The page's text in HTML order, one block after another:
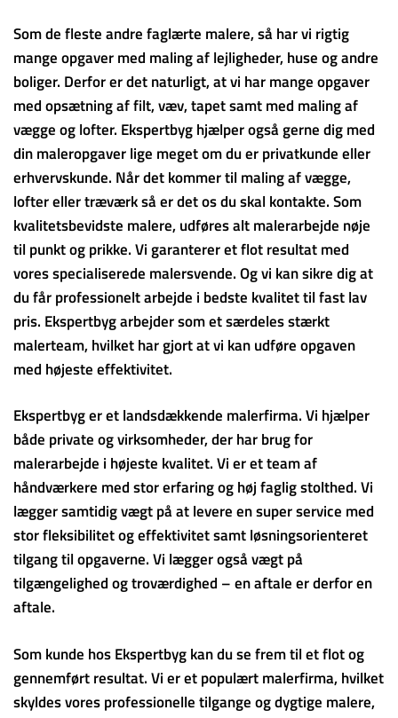
Som de fleste andre faglærte malere, så har vi rigtig
mange opgaver med maling af lejligheder, huse og andre
boliger. Derfor er det naturligt, at vi har mange opgaver
med opsætning af filt, væv, tapet samt med maling af
vægge og lofter. Ekspertbyg hjælper også gerne dig med
din maleropgaver lige meget om du er privatkunde eller
erhvervskunde. Når det kommer til maling af vægge,
lofter eller træværk så er det os du skal kontakte. Som
kvalitetsbevidste malere, udføres alt malerarbejde nøje
til punkt og prikke. Vi garanterer et flot resultat med
vores specialiserede malersvende. Og vi kan sikre dig at
du får professionelt arbejde i bedste kvalitet til fast lav
pris. Ekspertbyg arbejder som et særdeles stærkt
malerteam, hvilket har gjort at vi kan udføre opgaven
med højeste effektivitet.
Ekspertbyg er et landsdækkende malerfirma. Vi hjælper
både private og virksomheder, der har brug for
malerarbejde i højeste kvalitet. Vi er et team af
håndværkere med stor erfaring og høj faglig stolthed. Vi
lægger samtidig vægt på at levere en super service med
stor fleksibilitet og effektivitet samt løsningsorienteret
tilgang til opgaverne. Vi lægger også vægt på
tilgængelighed og troværdighed – en aftale er derfor en
aftale.
Som kunde hos Ekspertbyg kan du se frem til et flot og
gennemført resultat. Vi er et populært malerfirma, hvilket
skyldes vores professionelle tilgange og dygtige malere,